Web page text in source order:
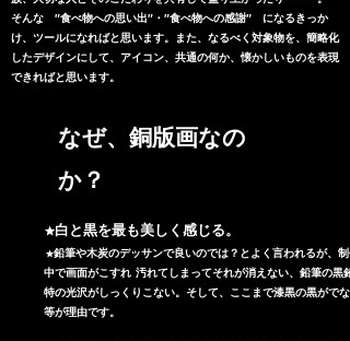
そんな ″食べ物への思い出″・″食べ物への感謝″ になるきっか
け、ツールになればと思います。また、なるべく対象物を、簡略化
したデザインにして、アイコン、共通の何か、懐かしいものを表現
できればと思います。
​なぜ、銅版画なの
か？
​ ★白と黒を最も美しく感じる。
★鉛筆や木炭のデッサンで良いのでは？とよく言われるが、制
中で画面がこすれ 汚れてしまってそれが消えない、鉛筆の黒鉛
特の光沢がしっくりこない。そして、ここまで漆黒の黒がでな
等が理由です。